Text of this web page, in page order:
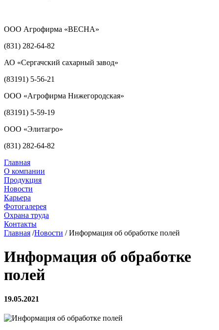
ООО Агрофирма «ВЕСНА»
(831) 282-64-82
АО «Сергачский сахарный завод»
(83191) 5-56-21
ООО «Агрофирма Нижегородская»
(83191) 5-59-19
ООО «Элитагро»
(831) 282-64-82
Главная
О компании
Продукция
Новости
Карьера
Фотогалерея
Охрана труда
Контакты
Главная /Новости / Информация об обработке полей
Информация об обработке
полей
19.05.2021